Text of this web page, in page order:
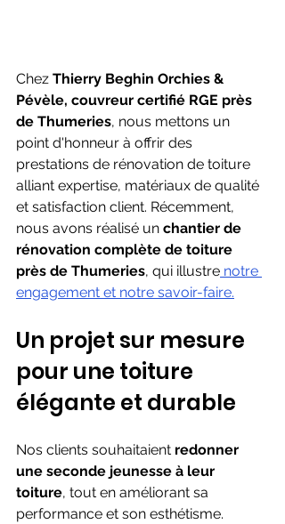
Chez Thierry Beghin Orchies &
Pévèle, couvreur certifié RGE près
de Thumeries, nous mettons un
point d'honneur à offrir des
prestations de rénovation de toiture
alliant expertise, matériaux de qualité
et satisfaction client. Récemment,
nous avons réalisé un chantier de
rénovation complète de toiture
près de Thumeries, qui illustre notre
engagement et notre savoir-faire.
Un projet sur mesure
pour une toiture
élégante et durable
Nos clients souhaitaient redonner
une seconde jeunesse à leur
toiture, tout en améliorant sa
performance et son esthétisme.